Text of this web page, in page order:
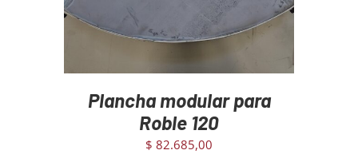
Plancha modular para
Roble 120
$ 82.685,00